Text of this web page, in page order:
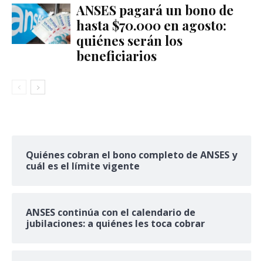
ANSES pagará un bono de
hasta $70.000 en agosto:
quiénes serán los
beneficiarios
Quiénes cobran el bono completo de ANSES y
cuál es el límite vigente
ANSES continúa con el calendario de
jubilaciones: a quiénes les toca cobrar